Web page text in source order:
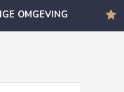
OMGEVING